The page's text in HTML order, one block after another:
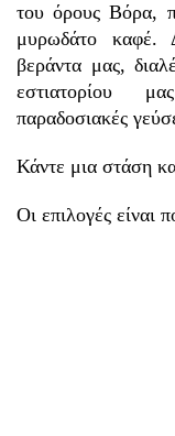
του όρους Βόρα,
μυρωδάτο καφέ.
βεράντα μας,
εστιατορίου
παραδοσιακές
Κάντε μια στάση
Οι επιλογές είναι